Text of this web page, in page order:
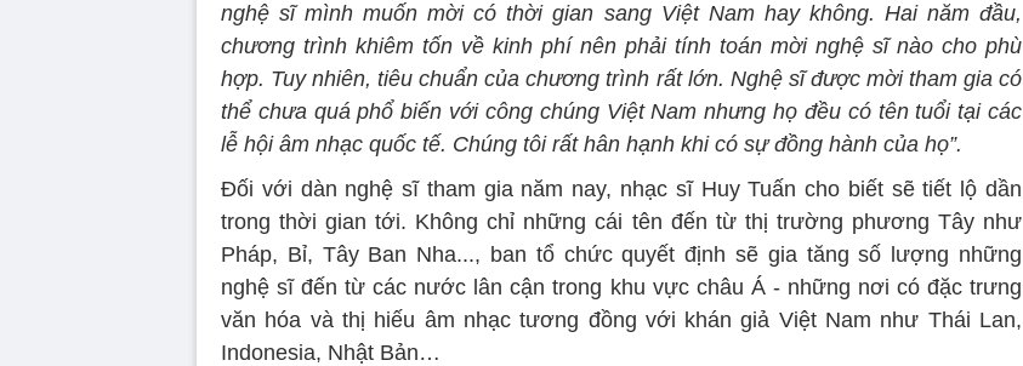
nghệ sĩ mình muốn mời có thời gian sang Việt Nam hay không. Hai năm đầu,
chương trình khiêm tốn về kinh phí nên phải tính toán mời nghệ sĩ nào cho phù
hợp. Tuy nhiên, tiêu chuẩn của chương trình rất lớn. Nghệ sĩ được mời tham gia có
thể chưa quá phổ biến với công chúng Việt Nam nhưng họ đều có tên tuổi tại các
lễ hội âm nhạc quốc tế. Chúng tôi rất hân hạnh khi có sự đồng hành của họ”.
Đối với dàn nghệ sĩ tham gia năm nay, nhạc sĩ Huy Tuấn cho biết sẽ tiết lộ dần
trong thời gian tới. Không chỉ những cái tên đến từ thị trường phương Tây như
Pháp, Bỉ, Tây Ban Nha..., ban tổ chức quyết định sẽ gia tăng số lượng những
nghệ sĩ đến từ các nước lân cận trong khu vực châu Á - những nơi có đặc trưng
văn hóa và thị hiếu âm nhạc tương đồng với khán giả Việt Nam như Thái Lan,
Indonesia, Nhật Bản…